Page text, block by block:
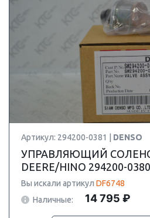
Артикул: 294200-0381 | DENSO
УПРАВЛЯЮЩИЙ
DEERE/HINO 294200-0380
Вы искали артикул DF6748
Наличные:
14 795 ₽